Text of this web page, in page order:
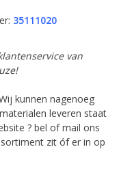
35111020
van
kunnen nagenoeg
leveren staat
? bel of mail ons
zit óf er in op